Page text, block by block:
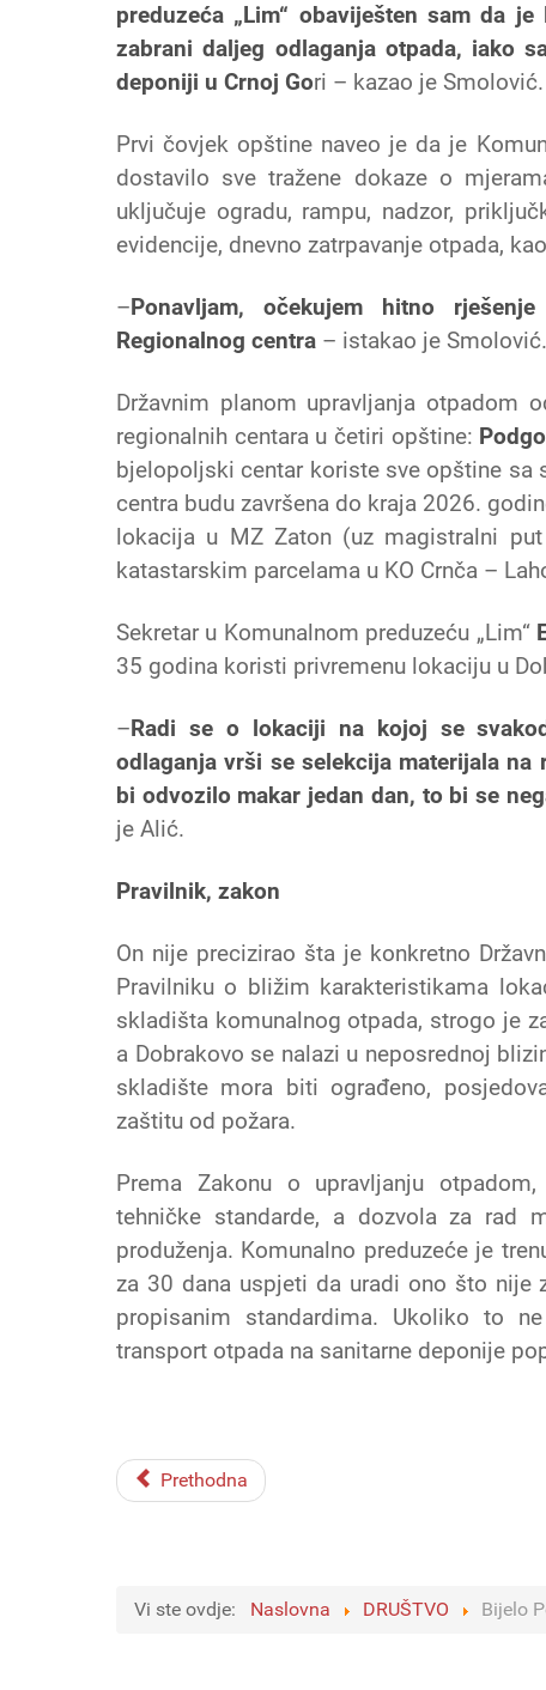
preduzeća „Lim“ obaviješten sam da
zabrani daljeg odlaganja otpada, iako
deponiji u Crnoj Gori – kazao je Smolović.
Prvi čovjek opštine naveo je da je
dostavilo sve tražene dokaze o
uključuje ogradu, rampu, nadzor,
evidencije, dnevno zatrpavanje otpada,
– Ponavljam, očekujem hitno
Regionalnog centra – istakao je Smolović.
Državnim planom upravljanja otpadom
regionalnih centara u četiri opštine:
bjelopoljski centar koriste sve opštine sa
centra budu završena do kraja 2026.
lokacija u MZ Zaton (uz magistralni put
katastarskim parcelama u KO Crnča –
Sekretar u Komunalnom preduzeću „Lim“
35 godina koristi privremenu lokaciju u
– Radi se o lokaciji na kojoj se
odlaganja vrši se selekcija materijala
bi odvozilo makar jedan dan, to bi se
je Alić.
Pravilnik, zakon
On nije precizirao šta je konkretno
Pravilniku o bližim karakteristikama
skladišta komunalnog otpada, strogo je
a Dobrakovo se nalazi u neposrednoj
skladište mora biti ograđeno,
zaštitu od požara.
Prema Zakonu o upravljanju
tehničke standarde, a dozvola za rad
produženja. Komunalno preduzeće je
za 30 dana uspjeti da uradi ono što
propisanim standardima. Ukoliko to
transport otpada na sanitarne deponije
Prethodna
Vi ste ovdje: Naslovna DRUŠTVO Bijelo